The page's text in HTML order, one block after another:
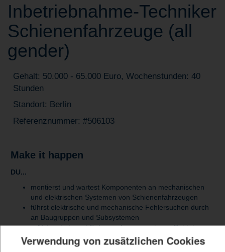
Verwendung von zusätzlichen Cookies
Inbetriebnahme‑Techniker
Schienenfahrzeuge (all
gender)
Gehalt: 50.000 - 65.000 Euro, Wochenstunden: 40
Stunden
Standort: Berlin
Referenznummer: #506103
Make it happen
DU...
montierst und wartest Komponenten an mechanischen
und elektrischen Systemen von Schienenfahrzeugen
führst elektrische und mechanische Fehlersuchen durch
an Baugruppen und Subsystemen
prüfst und nimmst Fahrzeugkomponenten in Betrieb
inklusive Funktionskontrollen
unterstützt Testläufe und Systemtests wie Typ-,